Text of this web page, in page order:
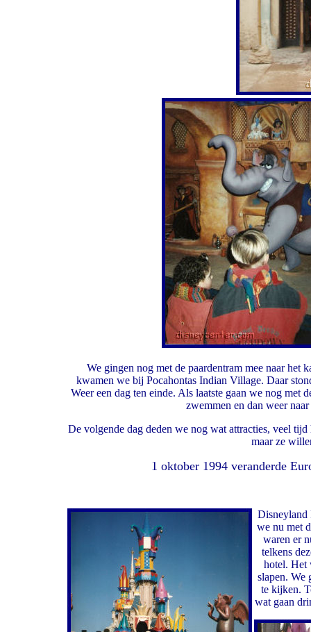
We gingen nog met de paardentram mee naar het
kwamen we bij Pocahontas Indian Village. Daar
Weer een dag ten einde. Als laatste gaan we nog met
zwemmen en dan weer
De volgende dag deden we nog wat attracties, veel
maar ze
1 oktober 1994 veranderde
Disneyland
we nu met
waren er
telkens
hotel. Het
slapen. We
te kijken.
wat gaan